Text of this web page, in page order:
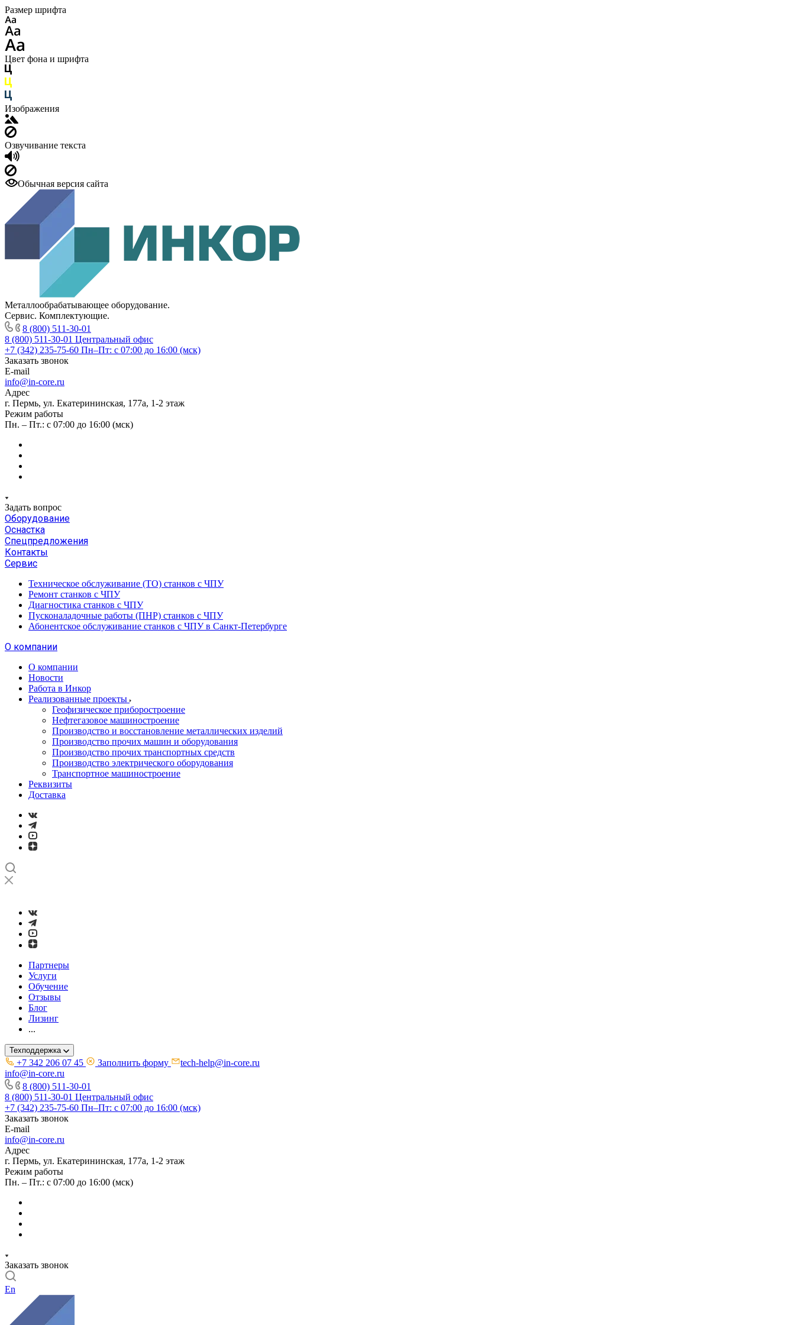
Размер шрифта
Цвет фона и шрифта
Изображения
Озвучивание текста
Обычная версия сайта
Металлообрабатывающее оборудование.
Сервис. Комплектующие.
8 (800) 511-30-01
8 (800) 511-30-01 Центральный офис
+7 (342) 235-75-60 Пн–Пт: с 07:00 до 16:00 (мск)
Заказать звонок
E-mail
info@in-core.ru
Адрес
г. Пермь, ул. ​Екатерининская, 177а, ​1-2 этаж
Режим работы
Пн. – Пт.: с 07:00 до 16:00 (мск)
Задать вопрос
Оборудование
Оснастка
Спецпредложения
Контакты
Сервис
Техническое обслуживание (ТО) станков с ЧПУ
Ремонт станков с ЧПУ
Диагностика станков с ЧПУ
Пусконаладочные работы (ПНР) станков с ЧПУ
Абонентское обслуживание станков с ЧПУ в Санкт-Петербурге
О компании
О компании
Новости
Работа в Инкор
Реализованные проекты
Геофизическое приборостроение
Нефтегазовое машиностроение
Производство и восстановление металлических изделий
Производство прочих машин и оборудования
Производство прочих транспортных средств
Производство электрического оборудования
Транспортное машиностроение
Реквизиты
Доставка
Партнеры
Услуги
Обучение
Отзывы
Блог
Лизинг
...
Техподдержка
+7 342 206 07 45 Заполнить форму
tech-help@in-core.ru
info@in-core.ru
8 (800) 511-30-01
8 (800) 511-30-01 Центральный офис
+7 (342) 235-75-60 Пн–Пт: с 07:00 до 16:00 (мск)
Заказать звонок
E-mail
info@in-core.ru
Адрес
г. Пермь, ул. ​Екатерининская, 177а, ​1-2 этаж
Режим работы
Пн. – Пт.: с 07:00 до 16:00 (мск)
Заказать звонок
En